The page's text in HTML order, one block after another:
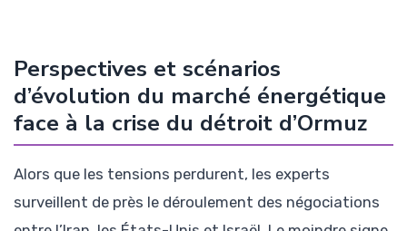
Perspectives et scénarios
d’évolution du marché énergétique
face à la crise du détroit d’Ormuz
Alors que les tensions perdurent, les experts
surveillent de près le déroulement des négociations